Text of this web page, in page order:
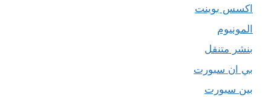
اكسس بوينت
المونيوم
بنشر متنقل
بي ان سبورت
بين سبورت